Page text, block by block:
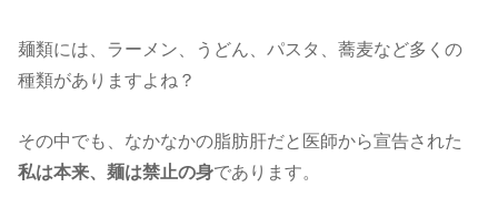
麺類には、ラーメン、うどん、パスタ、蕎麦など多くの
種類がありますよね？
その中でも、なかなかの脂肪肝だと医師から宣告された
私は本来、麺は禁止の身であります。